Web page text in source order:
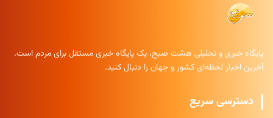
پایگاه خبری و تحلیلی هشت صبح، یک پایگاه خبری مستقل برای مردم است.
آخرین اخبار لحظه‌ای کشور و جهان را دنبال کنید.
دسترسی سریع